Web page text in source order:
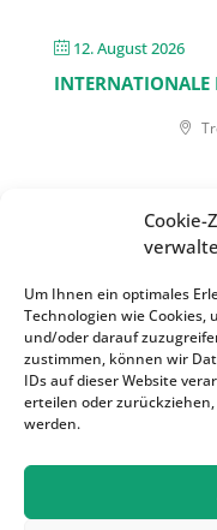
Cookie-
Um Ihnen ein optimales
Technologien wie
und/oder darauf
zustimmen, können wir
IDs auf dieser Website
erteilen oder
werden.
12. August 2026
INTERNATIONALE
16. August 2026